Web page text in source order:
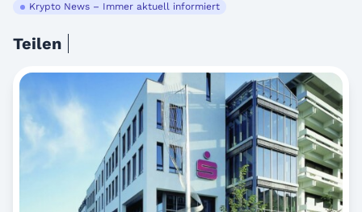
Krypto News – Immer aktuell informiert
Teilen